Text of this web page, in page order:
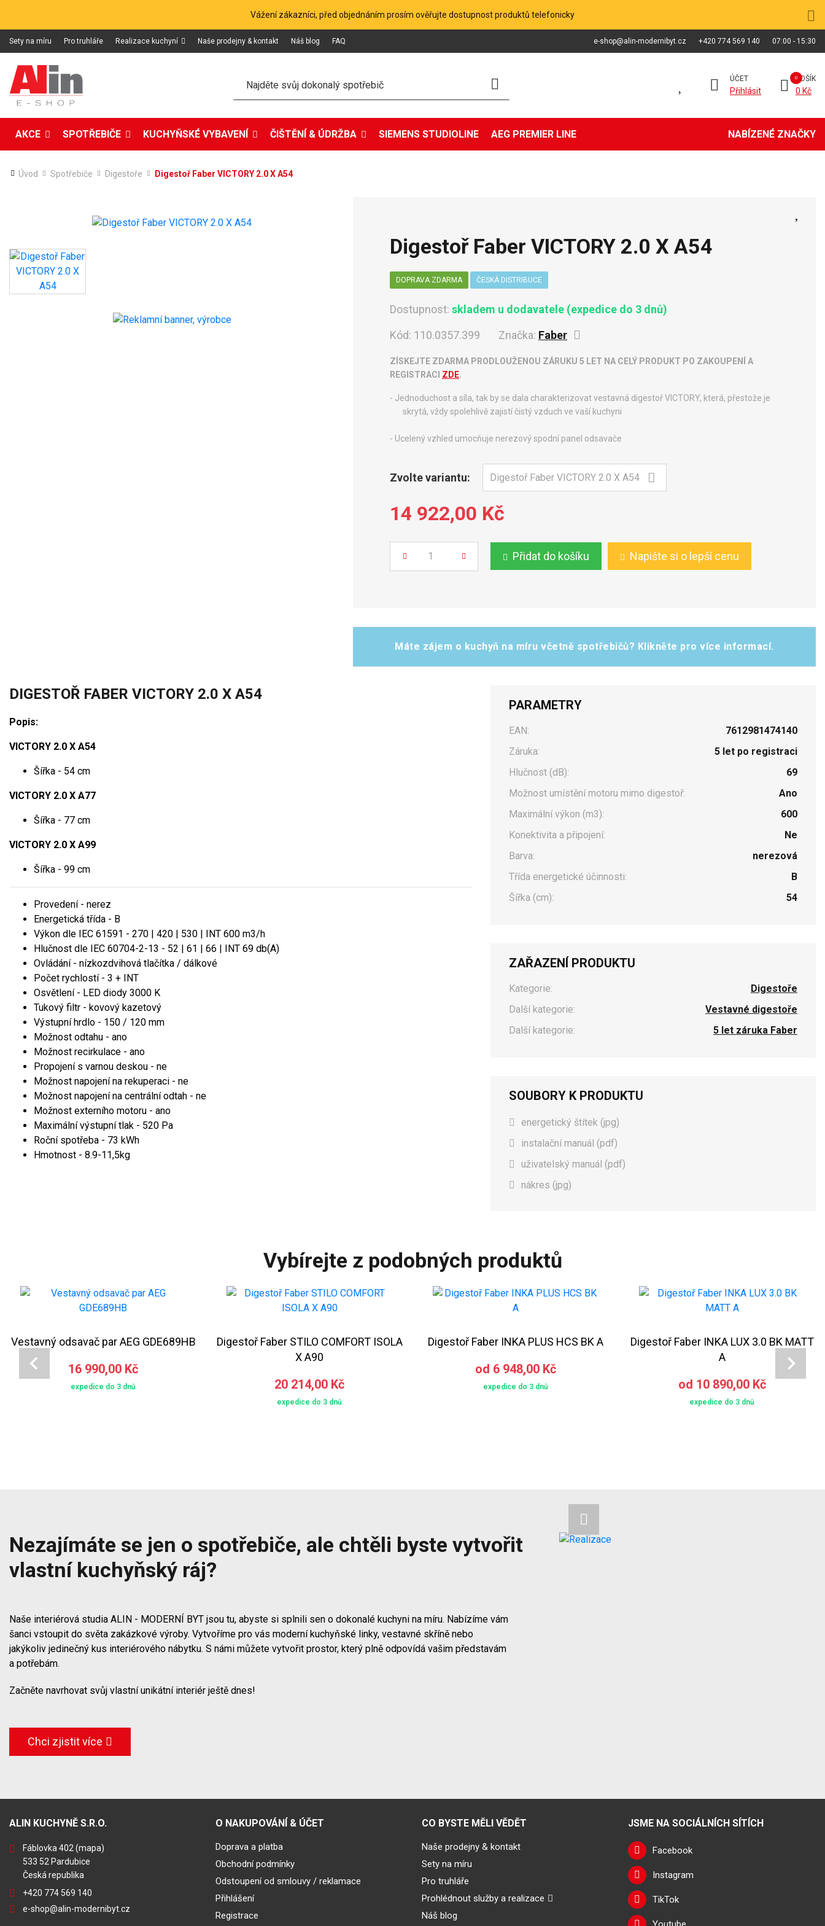
Vážení zákazníci, před objednáním prosím ověřujte dostupnost produktů telefonicky
Sety na míru Pro truhláře Realizace kuchyní Naše prodejny & kontakt Náš blog FAQ e-shop@alin-modernibyt.cz +420 774 569 140 07:00 - 15:30
ÚČET
Přihlásit
KOŠÍK
0 Kč
AKCE SPOTŘEBIČE KUCHYŇSKÉ VYBAVENÍ ČIŠTĚNÍ & ÚDRŽBA SIEMENS STUDIOLINE AEG PREMIER LINE NABÍZENÉ ZNAČKY
Úvod Spotřebiče Digestoře Digestoř Faber VICTORY 2.0 X A54
Digestoř Faber VICTORY 2.0 X A54
DOPRAVA ZDARMA ČESKÁ DISTRIBUCE
Dostupnost: skladem u dodavatele (expedice do 3 dnů)
Kód: 110.0357.399 Značka: Faber
ZÍSKEJTE ZDARMA PRODLOUŽENOU ZÁRUKU 5 LET NA CELÝ PRODUKT PO ZAKOUPENÍ A
REGISTRACI ZDE.
- Jednoduchost a síla, tak by se dala charakterizovat vestavná digestoř VICTORY, která, přestože je
skrytá, vždy spolehlivě zajistí čistý vzduch ve vaší kuchyni
- Ucelený vzhled umocňuje nerezový spodní panel odsavače
Zvolte variantu:
14 922,00 Kč
Počet Přidat do košíku Napište si o lepší cenu
Máte zájem o kuchyň na míru včetně spotřebičů? Klikněte pro více informací.
DIGESTOŘ FABER VICTORY 2.0 X A54
Popis:
VICTORY 2.0 X A54
Šířka - 54 cm
VICTORY 2.0 X A77
Šířka - 77 cm
VICTORY 2.0 X A99
Šířka - 99 cm
Provedení - nerez
Energetická třída - B
Výkon dle IEC 61591 - 270 | 420 | 530 | INT 600 m3/h
Hlučnost dle IEC 60704-2-13 - 52 | 61 | 66 | INT 69 db(A)
Ovládání - nízkozdvihová tlačítka / dálkové
Počet rychlostí - 3 + INT
Osvětlení - LED diody 3000 K
Tukový filtr - kovový kazetový
Výstupní hrdlo - 150 / 120 mm
Možnost odtahu - ano
Možnost recirkulace - ano
Propojení s varnou deskou - ne
Možnost napojení na rekuperaci - ne
Možnost napojení na centrální odtah - ne
Možnost externího motoru - ano
Maximální výstupní tlak - 520 Pa
Roční spotřeba - 73 kWh
Hmotnost - 8.9-11,5kg
PARAMETRY
EAN:
7612981474140
Záruka:
5 let po registraci
Hlučnost (dB):
69
Možnost umístění motoru mimo digestoř:
Ano
Maximální výkon (m3):
600
Konektivita a připojení:
Ne
Barva:
nerezová
Třída energetické účinnosti:
B
Šířka (cm):
54
ZAŘAZENÍ PRODUKTU
Kategorie:
Digestoře
Další kategorie:
Vestavné digestoře
Další kategorie:
5 let záruka Faber
SOUBORY K PRODUKTU
energetický štítek (jpg)
instalační manuál (pdf)
uživatelský manuál (pdf)
nákres (jpg)
Vybírejte z podobných produktů
Vestavný odsavač par AEG GDE689HB
16 990,00 Kč
expedice do 3 dnů
Digestoř Faber STILO COMFORT ISOLA
X A90
20 214,00 Kč
expedice do 3 dnů
Digestoř Faber INKA PLUS HCS BK A
od 6 948,00 Kč
expedice do 3 dnů
Digestoř Faber INKA LUX 3.0 BK MATT
A
od 10 890,00 Kč
expedice do 3 dnů
Nezajímáte se jen o spotřebiče, ale chtěli byste vytvořit
vlastní kuchyňský ráj?
Naše interiérová studia ALIN - MODERNÍ BYT jsou tu, abyste si splnili sen o dokonalé kuchyni na míru. Nabízíme vám
šanci vstoupit do světa zakázkové výroby. Vytvoříme pro vás moderní kuchyňské linky, vestavné skříně nebo
jakýkoliv jedinečný kus interiérového nábytku. S námi můžete vytvořit prostor, který plně odpovídá vašim představám
a potřebám.
Začněte navrhovat svůj vlastní unikátní interiér ještě dnes!
Chci zjistit více
ALIN KUCHYNĚ S.R.O.
Fáblovka 402 (mapa)
533 52 Pardubice
Česká republika
+420 774 569 140
e-shop@alin-modernibyt.cz
O NAKUPOVÁNÍ & ÚČET
Doprava a platba
Obchodní podmínky
Odstoupení od smlouvy / reklamace
Přihlášení
Registrace
CO BYSTE MĚLI VĚDĚT
Naše prodejny & kontakt
Sety na míru
Pro truhláře
Prohlédnout služby a realizace
Náš blog
JSME NA SOCIÁLNÍCH SÍTÍCH
Facebook
Instagram
TikTok